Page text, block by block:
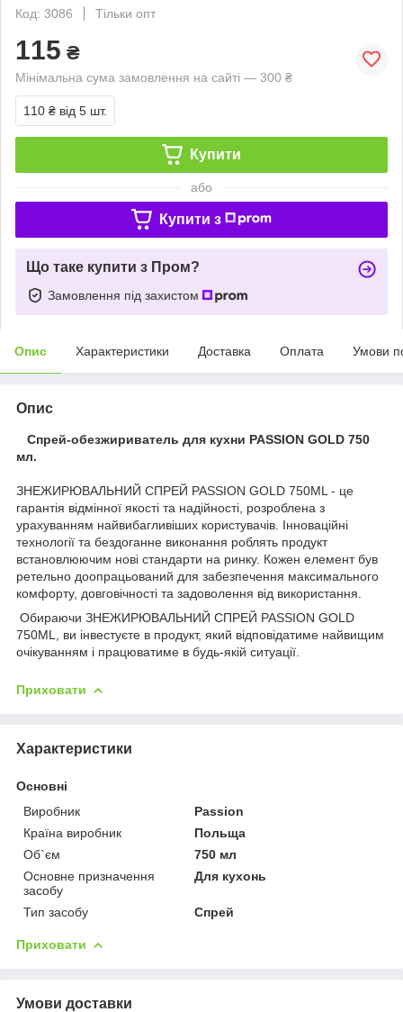
Код: 3086
Тільки опт
115 ₴
Мінімальна сума замовлення на сайті — 300 ₴
110 ₴ від 5 шт.
Купити
або
Купити з
Що таке купити з Пром?
Замовлення під захистом
Опис Характеристики Доставка Оплата Умови
Опис
Спрей-обезжириватель для кухни PASSION GOLD 750
мл.
ЗНЕЖИРЮВАЛЬНИЙ СПРЕЙ PASSION GOLD 750ML - це
гарантія відмінної якості та надійності, розроблена з
урахуванням найвибагливіших користувачів. Інноваційні
технології та бездоганне виконання роблять продукт
встановлюючим нові стандарти на ринку. Кожен елемент був
ретельно доопрацьований для забезпечення максимального
комфорту, довговічності та задоволення від використання.
Обираючи ЗНЕЖИРЮВАЛЬНИЙ СПРЕЙ PASSION GOLD
750ML, ви інвестуєте в продукт, який відповідатиме найвищим
очікуванням і працюватиме в будь-якій ситуації.
Приховати
Характеристики
Основні
Виробник
Passion
Країна виробник
Польща
Об`єм
750 мл
Основне призначення
засобу
Для кухонь
Тип засобу Спрей
Приховати
Умови доставки